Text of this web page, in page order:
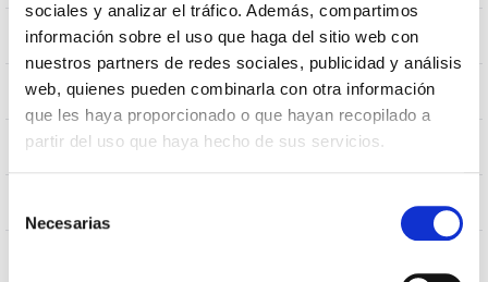
sociales y analizar el tráfico. Además, compartimos
información sobre el uso que haga del sitio web con
nuestros partners de redes sociales, publicidad y análisis
web, quienes pueden combinarla con otra información
que les haya proporcionado o que hayan recopilado a
partir del uso que haya hecho de sus servicios.
Necesarias
Resistencia al Viento 0,124m2
Dimensiones 540x230x112mm
Posición de montaje Montaje en Báculo